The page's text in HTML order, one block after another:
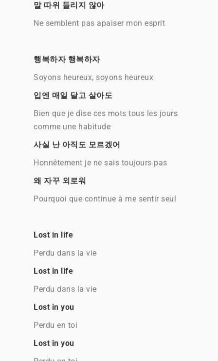
말 따위 들리지 않아
Ne semblent pas apaiser mon esprit
행복하자 행복하자
Soyons heureux, soyons heureux
입엔 매일 달고 살아도
Bien que je dise ces mots tous les jours
comme une habitude
사실 난 아직도 모르겠어
Honnêtement je ne sais toujours pas
왜 자꾸 외로워
Pourquoi que continue à me sentir seul
Lost in life
Perdu dans la vie
Lost in life
Perdu dans la vie
Lost in you
Perdu en toi
Lost in you